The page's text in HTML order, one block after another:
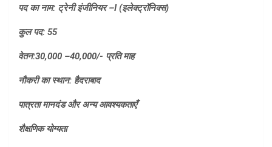
पद का नाम: ट्रेनी इंजीनियर –I (इलेक्ट्रॉनिक्स)
कुल पद: 55
वेतन:30,000 –40,000/- प्रति माह
नौकरी का स्थान: हैदराबाद
पात्रता मानदंड और अन्य आवश्यकताएँ
शैक्षणिक योग्यता